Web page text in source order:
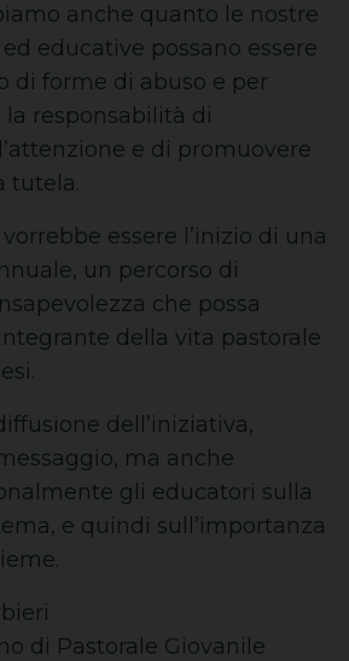
anche quanto le nostre
educative possano essere
di forme di abuso e per
responsabilità di
e di promuovere
tutela.
essere l’inizio di una
un percorso di
che possa
della vita pastorale
dell’iniziativa,
ma anche
gli educatori sulla
e quindi sull’importanza
di Pastorale Giovanile